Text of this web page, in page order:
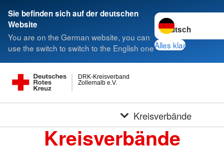
Sie befinden sich auf der deutschen
Website
You are on the German website, you can
use the switch to switch to the English one
Sprache wechseln
Alles klar
Zollernalb e.V.
DRK-Kreisverband
Kreisverbände
Kreisverbände